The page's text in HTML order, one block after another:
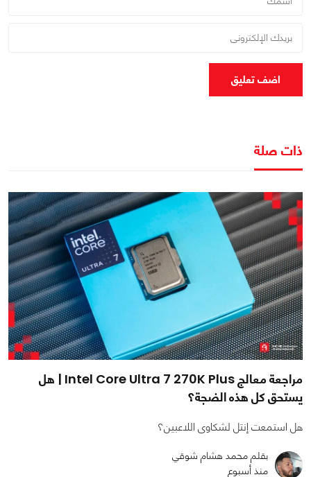
اضف تعليق
ذات صلة
مراجعة معالج Intel Core Ultra 7 270K Plus | هل
يستحق كل هذه الضجة؟
هل استمعت إنتل لشكاوى اللاعبين؟
بقلم محمد هشام شوقي
منذ أسبوع